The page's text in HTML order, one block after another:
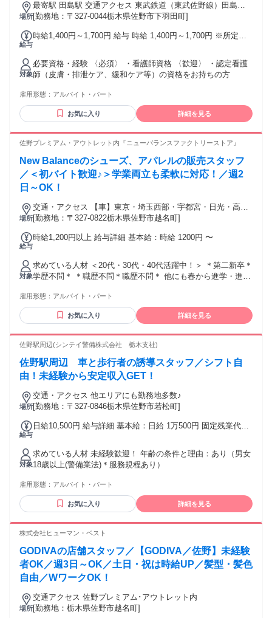
ッドメイク】 【軽作業】【ハウスクリーニング】などの 【清
掃スタッフ】【清掃員】の 経験が活かせます！ 性別の条件と
場所
最寄駅 田島駅 交通アクセス 東武鉄道（東武佐野線）田島駅
より車で5分
[勤務地：〒327-0044栃木県佐野市下羽田町]
給与
時給1,400円～1,700円 給与 時給 1,400円～1,700円 ※所定労
通費支給
対象
必要資格・経験 〈必須〉 ・看護師資格 〈歓迎〉 ・認定看護
師（皮膚・排泄ケア、緩和ケア等）の資格をお持ちの方
雇用形態： アルバイト・パート
お気に入り 詳細を見る
佐野プレミアム・アウトレット内『ニューバランスファクトリーストア』
New Balanceのシューズ、アパレルの販売スタッフ
／＜初バイト歓迎♪＞学業両立も柔軟に対応！／週2
日～OK！
場所
交通・アクセス 【車】東京・埼玉西部・宇都宮・日光・高
崎、前橋 各方面から可能 【電車・バス】都内・羽田空港・成
[勤務地：〒327-0822栃木県佐野市越名町]
給与
時給1,200円以上 給与詳細 基本給：時給 1200円 〜
対象
求めている人材 ＜20代・30代・40代活躍中！＞ ＊第二新卒＊
学歴不問＊ ＊職歴不問＊職歴不問＊ 他にも春から進学・進級
迎です！ ・ニューバランス好き ・人と話すことが好き ・ス
ニーカーが好き ・アウトドアやスポーツが好き ・接客・販売
の経験がある方 …みんな大歓迎です！ お会いできる日を楽し
屋・レストラン・ファーストフードなど飲食店ホールスタッ
レルなどの販売・接客
雇用形態： アルバイト・パート
お気に入り 詳細を見る
佐野駅周辺(シンテイ警備株式会社 栃木支社)
佐野駅周辺 車と歩行者の誘導スタッフ／シフト自
由！未経験から安定収入GET！
場所
交通・アクセス 他エリアにも勤務地多数♪
[勤務地：〒327-0846栃木県佐野市若松町]
給与
日給10,500円 給与詳細 基本給：日給 1万500円 固定残業代：
手当金額：なし 全員に一律で支払われるその他手当金額：な
し 試用・研修期間：3日間 試用・研修期間の条件：給与・勤
務時間条件が異なる 研修手当…3日間/1日9000円＋食事手当1
日1000円＝3万円 ※火曜〆翌週水曜支給 ※書類費用・健康診
なる 基本給 : 日給 9000円 〜 固定残業代：なし 【一律手当】
全員に一律で支払われる通勤・皆勤・家族手当金額：あり 全
員に一律で支払われるその他手当金額：あり 【勤務形態】 本
採用と異なる 勤務形態：固定時間制 【勤務時間】 実働時
間：1日あたり7時間 平均勤務日数：1ヶ月あたり3日
対象
求めている人材 未経験歓迎！ 年齢の条件と理由：あり（男女
18歳以上(警備業法)＊服務規程あり）
雇用形態： アルバイト・パート
お気に入り 詳細を見る
株式会社ヒューマン・ベスト
GODIVAの店舗スタッフ／【GODIVA／佐野】未経験
者OK／週3日～OK／土日・祝は時給UP／髪型・髪色
自由／WワークOK！
場所
交通アクセス 佐野プレミアム･アウトレット内
[勤務地：栃木県佐野市越名町]